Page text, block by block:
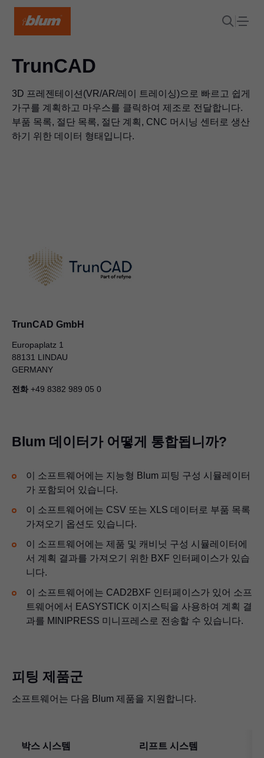
TrunCAD
3D 프레젠테이션(VR/AR/레이 트레이싱)으로 빠르고 쉽게
가구를 계획하고 마우스를 클릭하여 제조로 전달합니다.
부품 목록, 절단 목록, 절단 계획, CNC 머시닝 센터로 생산
하기 위한 데이터 형태입니다.
TrunCAD GmbH
Europaplatz 1
88131 LINDAU
GERMANY
전화 +49 8382 989 05 0
Blum 데이터가 어떻게 통합됩니까?
이 소프트웨어에는 지능형 Blum 피팅 구성 시뮬레이터
가 포함되어 있습니다.
이 소프트웨어에는 CSV 또는 XLS 데이터로 부품 목록
가져오기 옵션도 있습니다.
이 소프트웨어에는 제품 및 캐비닛 구성 시뮬레이터에
서 계획 결과를 가져오기 위한 BXF 인터페이스가 있습
니다.
이 소프트웨어에는 CAD2BXF 인터페이스가 있어 소프
트웨어에서 EASYSTICK 이지스틱을 사용하여 계획 결
과를 MINIPRESS 미니프레스로 전송할 수 있습니다.
피팅 제품군
소프트웨어는 다음 Blum 제품을 지원합니다.
박스 시스템 리프트 시스템